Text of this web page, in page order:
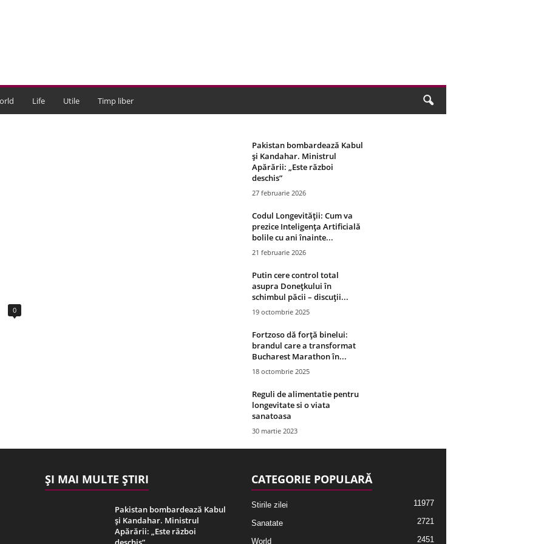
Life Utile Timp liber
0
Pakistan bombardează Kabul
și Kandahar. Ministrul
Apărării: „Este război
deschis”
27 februarie 2026
Codul Longevității: Cum va
prezice Inteligența Artificială
bolile cu ani înainte...
21 februarie 2026
Putin cere control total
asupra Donețkului în
schimbul păcii – discuții...
19 octombrie 2025
Fortzoso dă forță binelui:
brandul care a transformat
Bucharest Marathon în...
18 octombrie 2025
Reguli de alimentatie pentru
longevitate si o viata
sanatoasa
30 martie 2023
ȘI MAI MULTE ȘTIRI
Pakistan bombardează Kabul
și Kandahar. Ministrul
Apărării: „Este război
CATEGORIE POPULARĂ
Stirile zilei 11977
Sanatate 2721
World 2451